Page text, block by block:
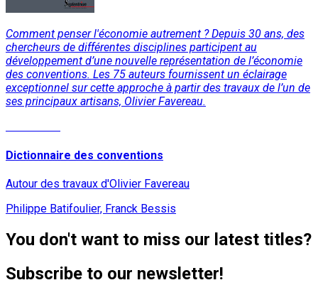
Comment penser l'économie autrement ? Depuis 30 ans, des
chercheurs de différentes disciplines participent au
développement d’une nouvelle représentation de l’économie
des conventions. Les 75 auteurs fournissent un éclairage
exceptionnel sur cette approche à partir des travaux de l’un de
ses principaux artisans, Olivier Favereau.
Dictionnaire des conventions
Autour des travaux d'Olivier Favereau
Philippe Batifoulier, Franck Bessis
You don't want to miss our latest titles?
Subscribe to our newsletter!